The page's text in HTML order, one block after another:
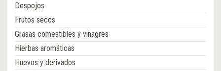
Despojos
Frutos secos
Grasas comestibles y vinagres
Hierbas aromáticas
Huevos y derivados